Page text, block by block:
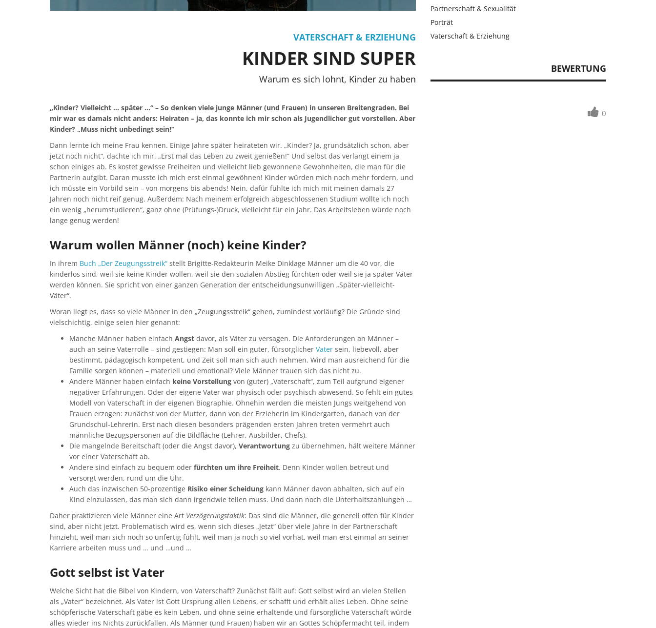
VATERSCHAFT & ERZIEHUNG
KINDER SIND SUPER
Warum es sich lohnt, Kinder zu haben
„Kinder? Vielleicht … später …“ – So denken viele junge Männer (und Frauen) in unseren Breitengraden. Bei
mir war es damals nicht anders: Heiraten – ja, das konnte ich mir schon als Jugendlicher gut vorstellen. Aber
Kinder? „Muss nicht unbedingt sein!“
Dann lernte ich meine Frau kennen. Einige Jahre später heirateten wir. „Kinder? Ja, grundsätzlich schon, aber
jetzt noch nicht“, dachte ich mir. „Erst mal das Leben zu zweit genießen!“ Und selbst das verlangt einem ja
schon einiges ab. Es kostet gewisse Freiheiten und vielleicht lieb gewonnene Gewohnheiten, die man für die
Partnerin aufgibt. Daran musste ich mich erst einmal gewöhnen! Kinder würden mich noch mehr fordern, und
ich müsste ein Vorbild sein – von morgens bis abends! Nein, dafür fühlte ich mich mit meinen damals 27
Jahren noch nicht reif genug. Außerdem: Nach meinem erfolgreich abgeschlossenen Studium wollte ich noch
ein wenig „herumstudieren“, ganz ohne (Prüfungs-)Druck, vielleicht für ein Jahr. Das Arbeitsleben würde noch
lange genug werden!
Warum wollen Männer (noch) keine Kinder?
In ihrem Buch „Der Zeugungsstreik“ stellt Brigitte-Redakteurin Meike Dinklage Männer um die 40 vor, die
kinderlos sind, weil sie keine Kinder wollen, weil sie den sozialen Abstieg fürchten oder weil sie ja später Väter
werden können. Sie spricht von einer ganzen Generation der entscheidungsunwilligen „Später-vielleicht-
Väter“.
Woran liegt es, dass so viele Männer in den „Zeugungsstreik“ gehen, zumindest vorläufig? Die Gründe sind
vielschichtig, einige seien hier genannt:
Manche Männer haben einfach Angst davor, als Väter zu versagen. Die Anforderungen an Männer –
auch an seine Vaterrolle – sind gestiegen: Man soll ein guter, fürsorglicher Vater sein, liebevoll, aber
bestimmt, pädagogisch kompetent, und Zeit soll man sich auch nehmen. Wird man ausreichend für die
Familie sorgen können – materiell und emotional? Viele Männer trauen sich das nicht zu.
Andere Männer haben einfach keine Vorstellung von (guter) „Vaterschaft“, zum Teil aufgrund eigener
negativer Erfahrungen. Oder der eigene Vater war physisch oder psychisch abwesend. So fehlt ein gutes
Modell von Vaterschaft in der eigenen Biographie. Ohnehin werden die meisten Jungs weitgehend von
Frauen erzogen: zunächst von der Mutter, dann von der Erzieherin im Kindergarten, danach von der
Grundschul-Lehrerin. Erst nach diesen besonders prägenden ersten Jahren treten vermehrt auch
männliche Bezugspersonen auf die Bildfläche (Lehrer, Ausbilder, Chefs).
Die mangelnde Bereitschaft (oder die Angst davor), Verantwortung zu übernehmen, hält weitere Männer
vor einer Vaterschaft ab.
Andere sind einfach zu bequem oder fürchten um ihre Freiheit. Denn Kinder wollen betreut und
versorgt werden, rund um die Uhr.
Auch das inzwischen 50-prozentige Risiko einer Scheidung kann Männer davon abhalten, sich auf ein
Kind einzulassen, das man sich dann irgendwie teilen muss. Und dann noch die Unterhaltszahlungen …
Daher praktizieren viele Männer eine Art Verzögerungstaktik: Das sind die Männer, die generell offen für Kinder
sind, aber nicht jetzt. Problematisch wird es, wenn sich dieses „Jetzt“ über viele Jahre in der Partnerschaft
hinzieht, weil man sich noch so unfertig fühlt, weil man ja noch so viel vorhat, weil man erst einmal an seiner
Karriere arbeiten muss und … und …und …
Gott selbst ist Vater
Welche Sicht hat die Bibel von Kindern, von Vaterschaft? Zunächst fällt auf: Gott selbst wird an vielen Stellen
als „Vater“ bezeichnet. Als Vater ist Gott Ursprung allen Lebens, er schafft und erhält alles Leben. Ohne seine
schöpferische Vaterschaft gäbe es kein Leben, und ohne seine erhaltende und fürsorgliche Vaterschaft würde
alles wieder ins Nichts zurückfallen. Als Männer (und Frauen) haben wir an Gottes Schöpfermacht teil, indem
Partnerschaft & Sexualität
Porträt
Vaterschaft & Erziehung
BEWERTUNG
0